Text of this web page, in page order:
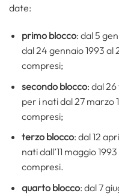
date:
primo blocco: dal 5
dal 24 gennaio 1993
compresi;
secondo blocco: dal
per i nati dal 27
compresi;
terzo blocco: dal 12
nati dall’11 maggio
compresi.
quarto blocco: dal 7